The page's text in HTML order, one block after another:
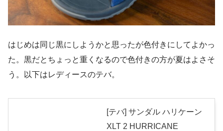
はじめは同じ黒にしようかと思ったが色付きにしてよかっ
た。黒だとちょっと重くなるので色付きの方が夏はよさそ
う。以下はレディースのテバ。
[テバ] サンダル ハリケーン
XLT 2 HURRICANE